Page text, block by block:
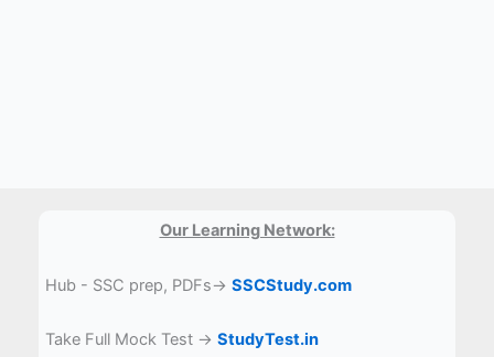
Our Learning Network:
Hub - SSC prep, PDFs→SSCStudy.com
Take Full Mock Test →StudyTest.in